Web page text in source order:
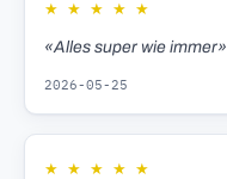
★ ★ ★ ★ ★
«Alles super wie immer»
2026-05-25
★ ★ ★ ★ ★